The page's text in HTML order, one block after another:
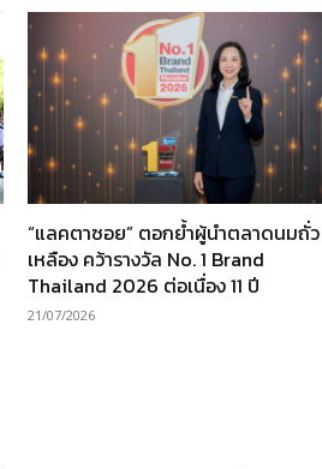
“แลคตาซอย” ตอกย้ำผู้นำตลาดนมถั่ว
เหลือง คว้ารางวัล No. 1 Brand
Thailand 2026 ต่อเนื่อง 11 ปี
21/07/2026